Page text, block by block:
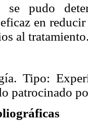
se pudo
en
al
Tipo:
patrocinado